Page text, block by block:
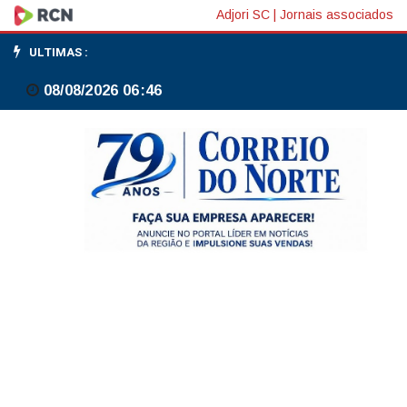
Casa
é
invadida
furtada
Adjori SC Jornais associados
ULTIMAS :
08/08/2026 06:46